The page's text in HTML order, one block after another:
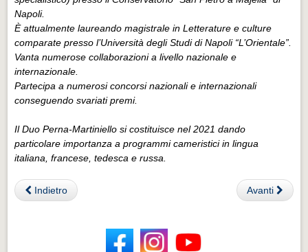
Napoli.
È attualmente laureando magistrale in Letterature e culture
comparate presso l’Università degli Studi di Napoli “L’Orientale”.
Vanta numerose collaborazioni a livello nazionale e
internazionale.
Partecipa a numerosi concorsi nazionali e internazionali
conseguendo svariati premi.
Il Duo Perna-Martiniello si costituisce nel 2021 dando
particolare importanza a programmi cameristici in lingua
italiana, francese, tedesca e russa.
Indietro Avanti